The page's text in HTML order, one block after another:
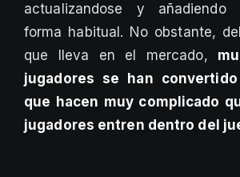
actualizandose y añadiendo
forma habitual. No obstante,
que lleva en el mercado,
jugadores se han
que hacen muy complicado
jugadores entren dentro del